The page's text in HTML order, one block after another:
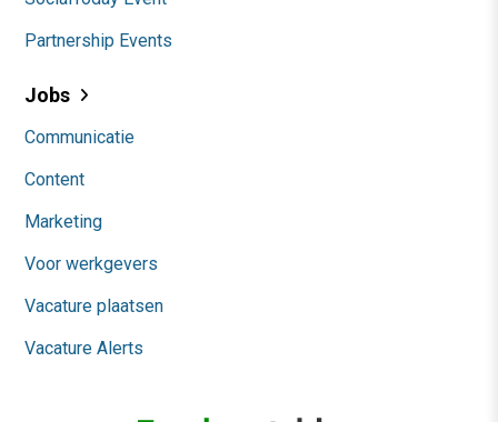
Partnership Events
Jobs
Communicatie
Content
Marketing
Voor werkgevers
Vacature plaatsen
Vacature Alerts